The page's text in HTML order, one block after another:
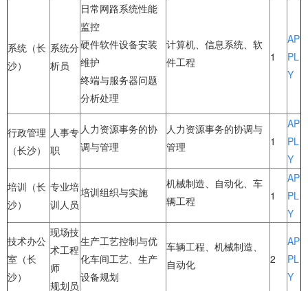
系统（长
沙）
系统分
析员
日常网路系统性能
监控
硬件软件设备安装
维护
终端与服务器问题
分析处理
计算机、信息系统、软
件工程
1
AP
PL
Y
行政管理
（长沙）
人事专
职
人力资源事务的协
调与管理
人力资源事务的协调与
管理
1
AP
PL
Y
培训（长
沙）
专业培
训人员
培训组织与实施
机械制造、自动化、车
辆工程
1
AP
PL
Y
技术办公
室（长
沙）
现场技
术工程
师
规划员
生产工艺控制与优
化车间工艺、生产
设备规划
车辆工程、机械制造、
自动化
2
AP
PL
Y